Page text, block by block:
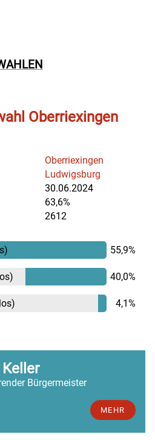
Keller
Bürgermeister
MEHR
Oberriexingen
Oberriexingen
Ludwigsburg
30.06.2024
63,6%
2612
55,9%
40,0%
4,1%